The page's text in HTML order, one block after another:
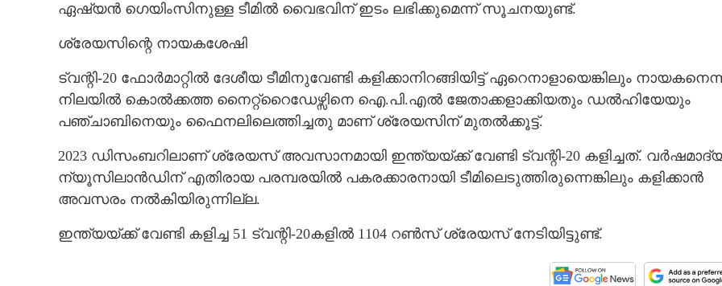
ഏഷ്യൻ ഗെയിംസിനുള്ള ടീമിൽ വൈഭവിന് ഇടം ലഭിക്കുമെന്ന് സൂചനയുണ്ട്.
ശ്രേയസിന്റെ നായകശേഷി
ട്വന്റി-20 ഫോർമാറ്റിൽ ദേശീയ ടീമിനുവേണ്ടി കളിക്കാനിറങ്ങിയിട്ട് ഏറെനാളായെങ്കിലും
നിലയിൽ കൊൽക്കത്ത നൈറ്റ്റൈഡേഴ്സിനെ ഐ.പി.എൽ ജേതാക്കളാക്കിയതും ഡൽഹിയേയും
പഞ്ചാബിനെയും ഫൈനലിലെത്തിച്ചതു മാണ് ശ്രേയസിന് മുതൽക്കൂട്ട്.
2023 ഡിസംബറിലാണ് ശ്രേയസ് അവസാനമായി ഇന്ത്യയ്ക്ക് വേണ്ടി ട്വന്റി-20 കളിച്ചത്.
ന്യൂസിലാൻഡിന് എതിരായ പരമ്പരയിൽ പകരക്കാരനായി ടീമിലെടുത്തിരുന്നെങ്കിലും കളിക്കാൻ
അവസരം നൽകിയിരുന്നില്ല.
ഇന്ത്യയ്ക്ക് വേണ്ടി കളിച്ച 51 ട്വന്റി-20കളിൽ 1104 റൺസ് ശ്രേയസ് നേടിയിട്ടുണ്ട്.